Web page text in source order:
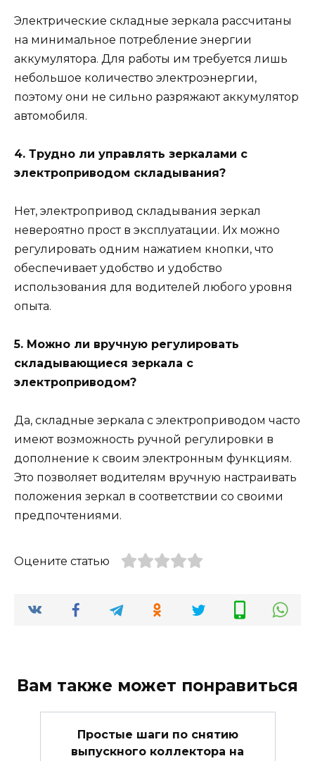
Электрические складные зеркала рассчитаны
на минимальное потребление энергии
аккумулятора. Для работы им требуется лишь
небольшое количество электроэнергии,
поэтому они не сильно разряжают аккумулятор
автомобиля.
4. Трудно ли управлять зеркалами с
электроприводом складывания?
Нет, электропривод складывания зеркал
невероятно прост в эксплуатации. Их можно
регулировать одним нажатием кнопки, что
обеспечивает удобство и удобство
использования для водителей любого уровня
опыта.
5. Можно ли вручную регулировать
складывающиеся зеркала с
электроприводом?
Да, складные зеркала с электроприводом часто
имеют возможность ручной регулировки в
дополнение к своим электронным функциям.
Это позволяет водителям вручную настраивать
положения зеркал в соответствии со своими
предпочтениями.
Оцените статью
Вам также может понравиться
Простые шаги по снятию
выпускного коллектора на